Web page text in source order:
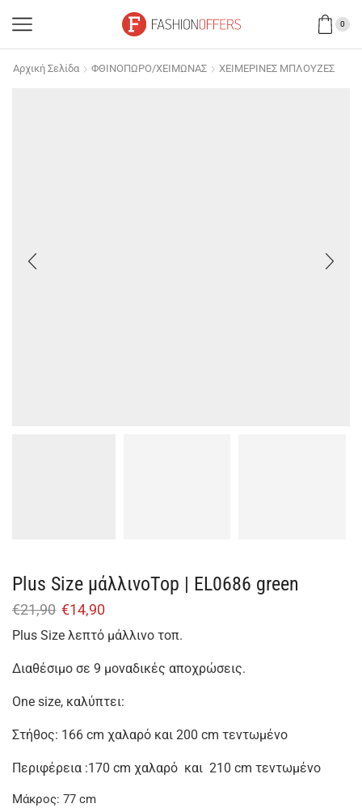
0
Αρχική Σελίδα ΦΘΙΝΟΠΩΡΟ/ΧΕΙΜΩΝΑΣ ΧΕΙΜΕΡΙΝΕΣ ΜΠΛΟΥΖΕΣ
Plus Size μάλλινοTop | EL0686 green
€21,90 €14,90
Plus Size λεπτό μάλλινο τοπ.
Διαθέσιμο σε 9 μοναδικές αποχρώσεις.
One size, καλύπτει:
Στήθος: 166 cm χαλαρό και 200 cm τεντωμένο
Περιφέρεια :170 cm χαλαρό και 210 cm τεντωμένο
Μάκρος: 77 cm